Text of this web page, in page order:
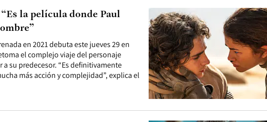
en 2021 debuta este jueves 29 en
el complejo viaje del personaje
su predecesor. “Es definitivamente
más acción y complejidad”, explica el
la película donde Paul